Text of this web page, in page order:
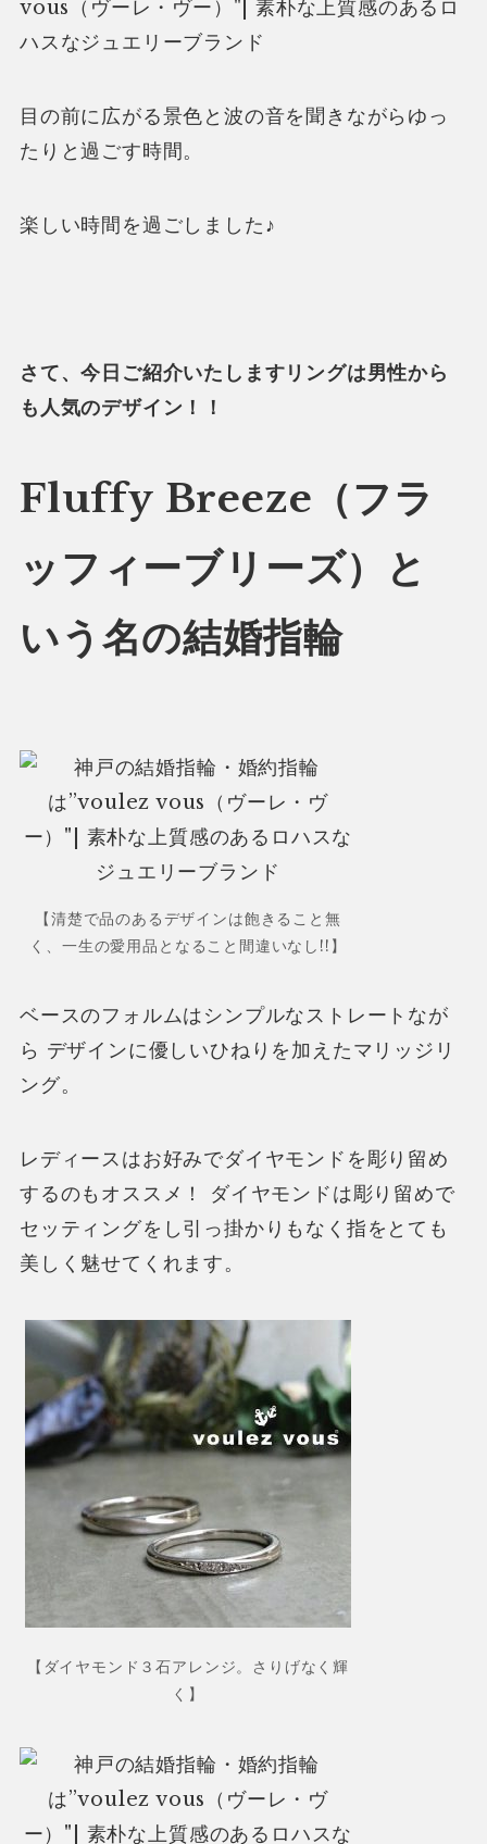
目の前に広がる景色と波の音を聞きながらゆっ
たりと過ごす時間。
楽しい時間を過ごしました♪
さて、今日ご紹介いたしますリングは男性から
も人気のデザイン！！
Fluffy Breeze（フラ
ッフィーブリーズ）と
いう名の結婚指輪
【清楚で品のあるデザインは飽きること無
く、一生の愛用品となること間違いなし!!】
ベースのフォルムはシンプルなストレートなが
ら デザインに優しいひねりを加えたマリッジリ
ング。
レディースはお好みでダイヤモンドを彫り留め
するのもオススメ！ ダイヤモンドは彫り留めで
セッティングをし引っ掛かりもなく指をとても
美しく魅せてくれます。
【ダイヤモンド３石アレンジ。さりげなく輝
く】